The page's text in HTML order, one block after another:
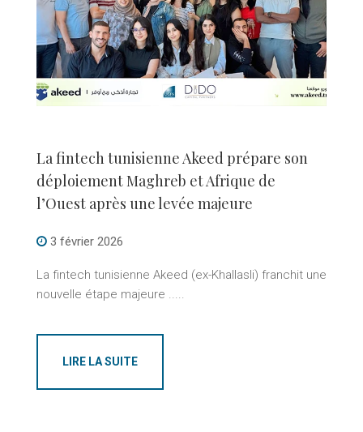
La fintech tunisienne Akeed prépare son
déploiement Maghreb et Afrique de
l’Ouest après une levée majeure
3 février 2026
La fintech tunisienne Akeed (ex-Khallasli) franchit une
nouvelle étape majeure .....
LIRE LA SUITE